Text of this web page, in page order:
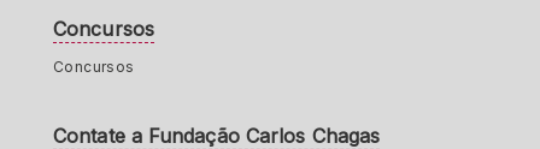
Concursos
Concursos
Contate a Fundação Carlos Chagas